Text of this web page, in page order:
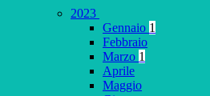
2023
Gennaio 1
Febbraio
Marzo 1
Aprile
Maggio